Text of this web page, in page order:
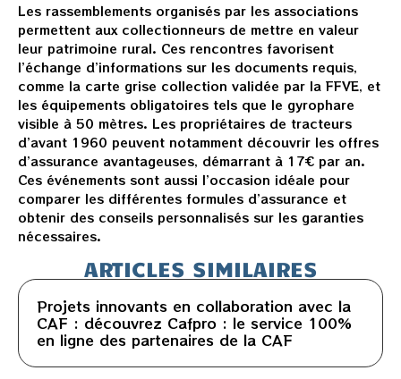
Les rassemblements organisés par les associations
permettent aux collectionneurs de mettre en valeur
leur patrimoine rural. Ces rencontres favorisent
l’échange d’informations sur les documents requis,
comme la carte grise collection validée par la FFVE, et
les équipements obligatoires tels que le gyrophare
visible à 50 mètres. Les propriétaires de tracteurs
d’avant 1960 peuvent notamment découvrir les offres
d’assurance avantageuses, démarrant à 17€ par an.
Ces événements sont aussi l’occasion idéale pour
comparer les différentes formules d’assurance et
obtenir des conseils personnalisés sur les garanties
nécessaires.
ARTICLES SIMILAIRES
Projets innovants en collaboration avec la
CAF : découvrez Cafpro : le service 100%
en ligne des partenaires de la CAF